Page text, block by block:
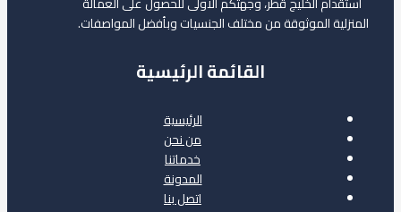
المنزلية الموثوقة من مختلف الجنسيات وبأفضل المواصفات.
القائمة الرئيسية
الرئيسية
من نحن
خدماتنا
المدونة
اتصل بنا